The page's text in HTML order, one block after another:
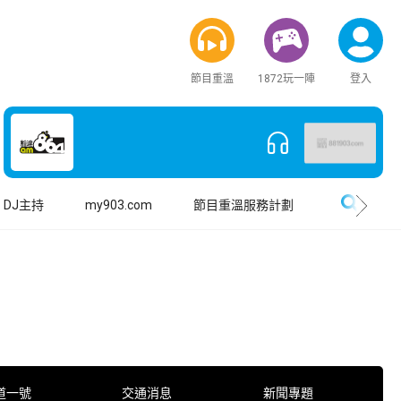
節目重溫 1872玩一陣 登入
DJ主持 my903.com 節目重溫服務計劃
一號 交通消息 新聞專題